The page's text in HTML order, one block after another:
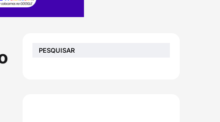
PESQUISAR